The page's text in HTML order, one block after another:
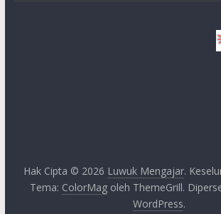
Hak Cipta © 2026 Luwuk Mengajar.
Tema: ColorMagoleh ThemeGrill.
WordPress.